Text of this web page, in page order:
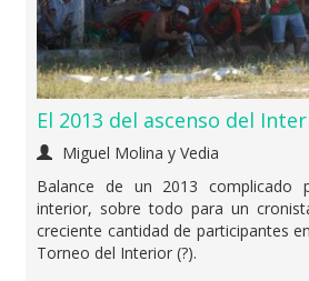
El 2013 del ascenso del
Miguel Molina y Vedia
Balance de un 2013 complicado
interior, sobre todo para un
creciente cantidad de participantes
Torneo del Interior (?).